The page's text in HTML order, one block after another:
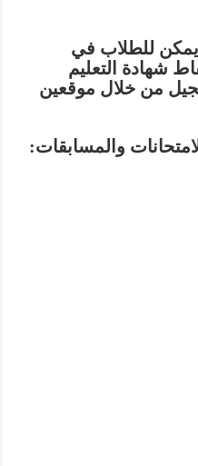
من 28 يونيو 2024، يمكن للطلاب في
شهادة التعليم
التسجيل من خلال موقعين